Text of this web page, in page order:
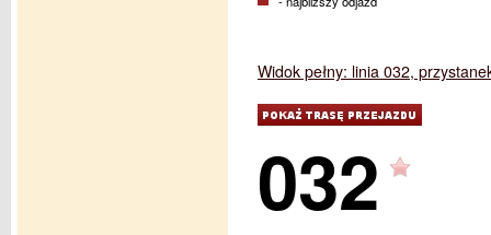
Widok pełny: linia 032,
032